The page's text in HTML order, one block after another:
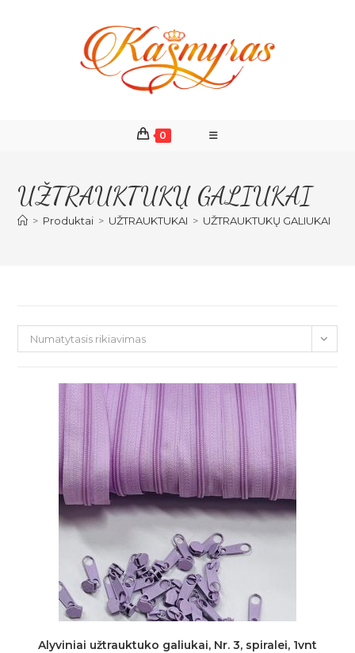
0
UŽTRAUKTUKŲ GALIUKAI
> Produktai > UŽTRAUKTUKAI > UŽTRAUKTUKŲ GALIUKAI
Numatytasis rikiavimas
Alyviniai užtrauktuko galiukai, Nr. 3, spiralei, 1vnt